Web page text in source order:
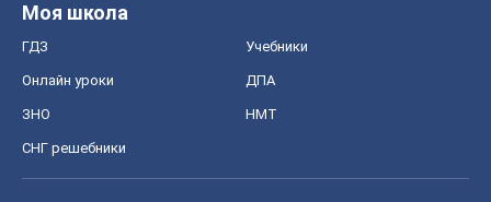
Моя школа
ГДЗ Учебники
Онлайн уроки ДПА
ЗНО НМТ
СНГ решебники